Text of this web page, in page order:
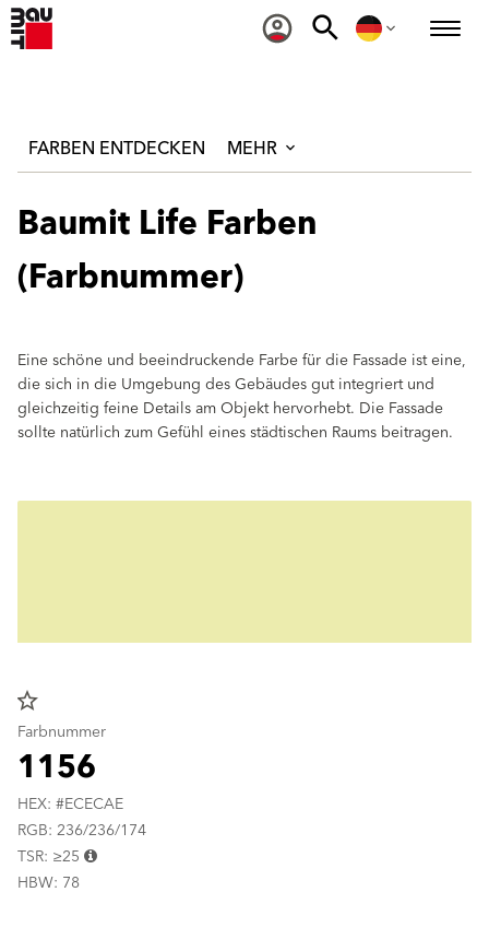
FARBEN ENTDECKEN MEHR
Baumit Life Farben
(Farbnummer)
Eine schöne und beeindruckende Farbe für die Fassade ist eine,
die sich in die Umgebung des Gebäudes gut integriert und
gleichzeitig feine Details am Objekt hervorhebt. Die Fassade
sollte natürlich zum Gefühl eines städtischen Raums beitragen.
star_border
Farbnummer
1156
HEX: #ECECAE
RGB: 236/236/174
TSR: ≥25
HBW: 78